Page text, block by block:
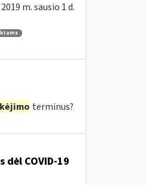
m. sausio 1 d.
terminus?
COVID-19